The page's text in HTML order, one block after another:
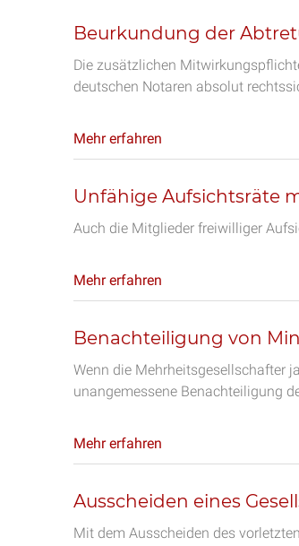
Beurkundung der
Die zusätzlichen
deutschen Notaren absolut
Mehr erfahren
Unfähige Aufsichtsräte
Auch die Mitglieder freiwilliger
Mehr erfahren
Benachteiligung von
Wenn die Mehrheitsgesellschafter
unangemessene Benachteiligung
Mehr erfahren
Ausscheiden eines
Mit dem Ausscheiden des